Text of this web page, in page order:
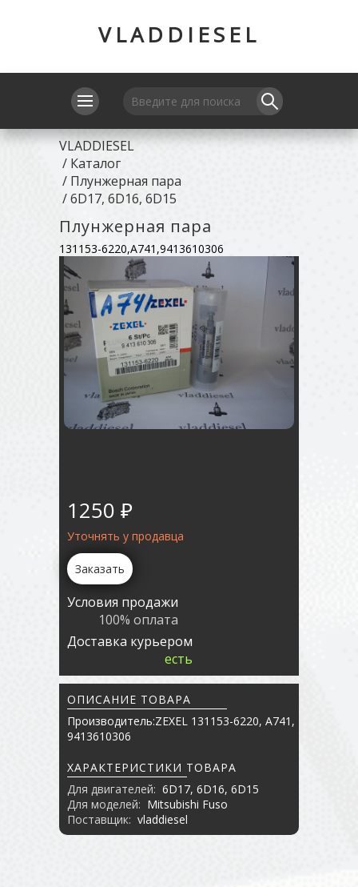
VLADDIESEL
VLADDIESEL
/ Каталог
/ Плунжерная пара
/6D17, 6D16, 6D15
Плунжерная пара
131153-6220,A741,9413610306
1250 ₽
Уточнять у продавца
Заказать
Условия продажи
100% оплата
Доставка курьером
есть
ОПИСАНИЕ ТОВАРА
Производитель:ZEXEL 131153-6220, A741,
9413610306
ХАРАКТЕРИСТИКИ ТОВАРА
Для двигателей: 6D17, 6D16, 6D15
Для моделей: Mitsubishi Fuso
Поставщик: vladdiesel